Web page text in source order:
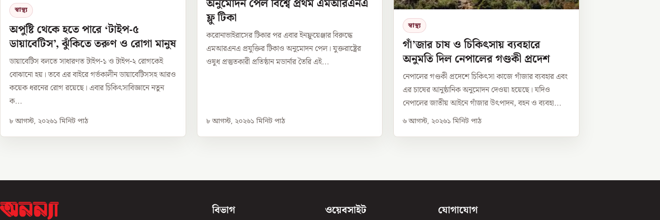
স্বাস্থ্য
অপুষ্টি থেকে হতে পারে ‘টাইপ-৫
ডায়াবেটিস’, ঝুঁকিতে তরুণ ও রোগা মানুষ
ডায়াবেটিস বলতে সাধারণত টাইপ-১ ও টাইপ-২ রোগকেই
বোঝানো হয়। তবে এর বাইরে গর্ভকালীন ডায়াবেটিসসহ আরও
কয়েক ধরনের রোগ রয়েছে। এবার চিকিৎসাবিজ্ঞানে নতুন
ক...
৮ আগস্ট, ২০২৬১ মিনিট পাঠ
অনুমোদন পেল বিশ্বে প্রথম এমআরএনএ
ফ্লু টিকা
করোনাভাইরাসের টিকার পর এবার ইনফ্লুয়েঞ্জার বিরুদ্ধে
এমআরএনএ প্রযুক্তির টিকাও অনুমোদন পেল। যুক্তরাষ্ট্রের
ওষুধ প্রস্তুতকারী প্রতিষ্ঠান মডার্নার তৈরি এই...
৮ আগস্ট, ২০২৬১ মিনিট পাঠ
স্বাস্থ্য
গাঁ’জার চাষ ও চিকিৎসায় ব্যবহারে
অনুমতি দিল নেপালের গণ্ডকী প্রদেশ
নেপালের গণ্ডকী প্রদেশে চিকিৎসা কাজে গাঁজার ব্যবহার এবং
এর চাষের আনুষ্ঠানিক অনুমোদন দেওয়া হয়েছে। যদিও
নেপালের জাতীয় আইনে গাঁজার উৎপাদন, বহন ও ব্যবহা...
৬ আগস্ট, ২০২৬১ মিনিট পাঠ
বিভাগ ওয়েবসাইট যোগাযোগ